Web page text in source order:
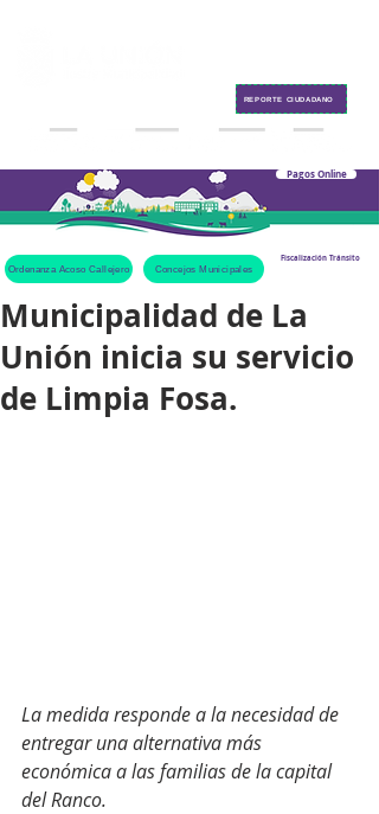
Pagos Online
Ordenanza Acoso Callejero Concejos Municipales
Fiscalización Tránsito
REPORTE CIUDADANO
Municipalidad de La
Unión inicia su servicio
de Limpia Fosa.
La medida responde a la necesidad de
entregar una alternativa más
económica a las familias de la capital
del Ranco.